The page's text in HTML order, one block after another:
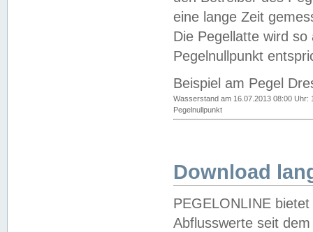
eine lange Zeit
Die Pegellatte wird
Pegelnullpunkt
Beispiel am Pegel
Wasserstand am 16.07.2013 08:00 Uhr:
Pegelnullpunkt
Download
PEGELONLINE
Abflusswerte seit